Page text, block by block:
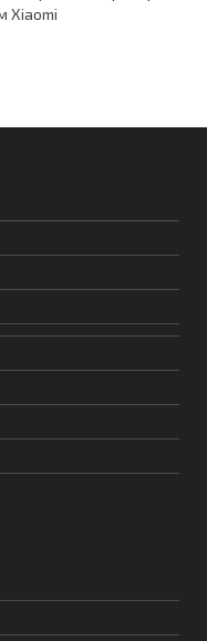
Xiaomi